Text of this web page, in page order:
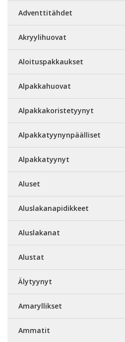
Adventtitähdet
Akryylihuovat
Aloituspakkaukset
Alpakkahuovat
Alpakkakoristetyynyt
Alpakkatyynynpäälliset
Alpakkatyynyt
Aluset
Aluslakanapidikkeet
Aluslakanat
Alustat
Älytyynyt
Amaryllikset
Ammatit